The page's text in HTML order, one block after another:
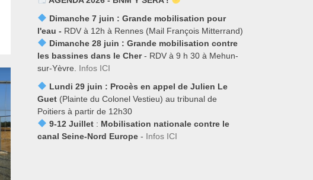
Dimanche 7 juin : Grande mobilisation pour
l'eau - RDV à 12h à Rennes (Mail François Mitterrand)
Dimanche 28 juin : Grande mobilisation contre
les bassines dans le Cher- RDV à 9 h 30 à Mehun-
sur-Yèvre. Infos ICI
Lundi 29 juin : Procès en appel de Julien Le
Guet(Plainte du Colonel Vestieu) au tribunal de
Poitiers à partir de 12h30
9-12 Juillet: Mobilisation nationale contre le
canal Seine-Nord Europe- Infos ICI